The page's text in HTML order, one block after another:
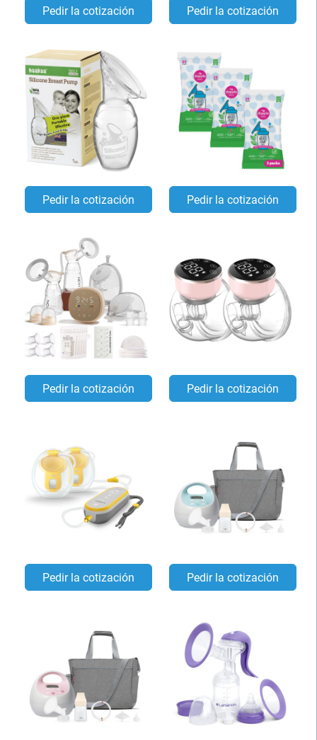
Pedir la cotización Pedir la cotización
Pedir la cotización Pedir la cotización
Pedir la cotización Pedir la cotización
Pedir la cotización Pedir la cotización